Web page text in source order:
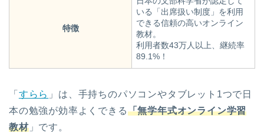
特徴
いる「出席扱い制度」を利用
できる信頼の高いオンライン
教材。
利用者数43万人以上、継続率
89.1%！
「 すらら 」は、手持ちのパソコンやタブレット1つで日
本の勉強が効率よくできる「無学年式オンライン学習
教材」です。